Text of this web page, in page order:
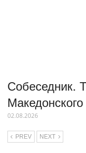
Собеседник.
Македонского
02.08.2026
PREV NEXT